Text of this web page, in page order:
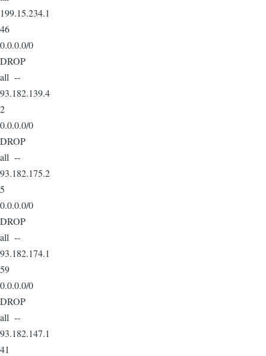
199.15.234.1
46
0.0.0.0/0
DROP
all --
93.182.139.4
2
0.0.0.0/0
DROP
all --
93.182.175.2
5
0.0.0.0/0
DROP
all --
93.182.174.1
59
0.0.0.0/0
DROP
all --
93.182.147.1
41